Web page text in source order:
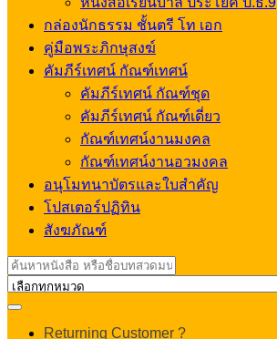
กล่องนักธรรม ชั้นตรี โท เอก
คู่มือพระภิกษุสงฆ์
คัมภีร์เทศน์ กัณฑ์เทศน์
คัมภีร์เทศน์ กัณฑ์ชุด
คัมภีร์เทศน์ กัณฑ์เดี่ยว
กัณฑ์เทศน์งานมงคล
กัณฑ์เทศน์งานอวมงคล
อนุโมทนาบัตรและใบสำคัญ
โปสเตอร์ปฏิทิน
สังฆภัณฑ์
Search
for:
Returning Customer ?